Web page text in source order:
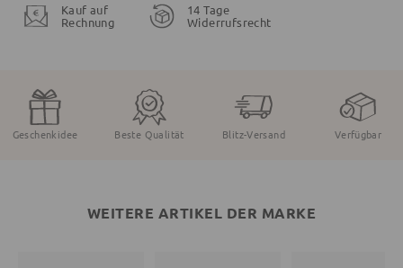
Kauf auf
Rechnung
14 Tage
Widerrufsrecht
Geschenkidee Beste Qualität Blitz-Versand Verfügbar
WEITERE ARTIKEL DER MARKE